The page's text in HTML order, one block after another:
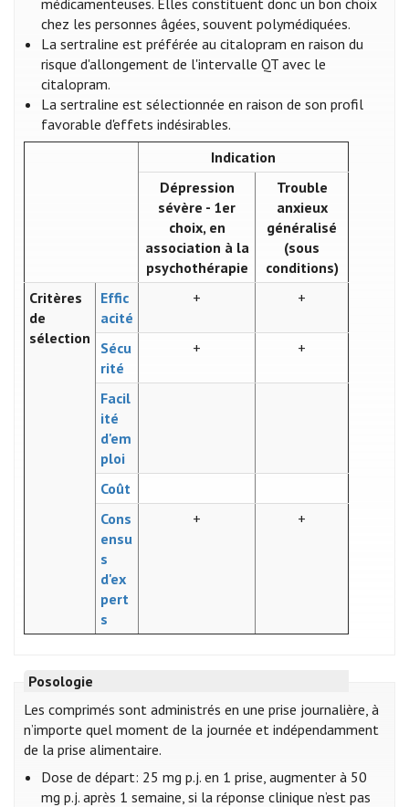
médicamenteuses. Elles constituent donc un bon choix
chez les personnes âgées, souvent polymédiquées.
La sertraline est préférée au citalopram en raison du
risque d'allongement de l'intervalle QT avec le
citalopram.
La sertraline est sélectionnée en raison de son profil
favorable d'effets indésirables.
Indication
Dépression
sévère - 1er
choix, en
association à la
psychothérapie
Trouble
anxieux
généralisé
(sous
conditions)
Critères
de
sélection
Effic
acité
+ +
Sécu
rité
+ +
Facil
ité
d'em
ploi
Coût
Cons
ensu
s
d'ex
pert
s
+ +
Posologie
Les comprimés sont administrés en une prise journalière, à
n’importe quel moment de la journée et indépendamment
de la prise alimentaire.
Dose de départ: 25 mg p.j. en 1 prise, augmenter à 50
mg p.j. après 1 semaine, si la réponse clinique n’est pas